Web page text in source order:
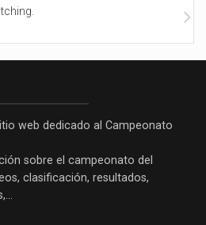
web dedicado al Campeonato
sobre el campeonato del
clasificación, resultados,